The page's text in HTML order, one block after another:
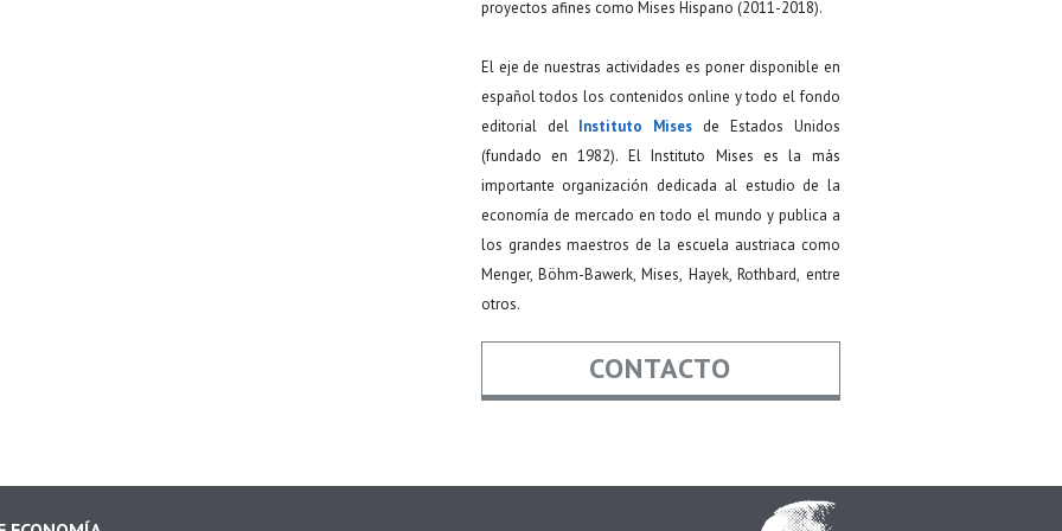
proyectos afines como Mises Hispano (2011-2018).
El eje de nuestras actividades es poner disponible en
español todos los contenidos online y todo el fondo
editorial del Instituto Mises de Estados Unidos
(fundado en 1982). El Instituto Mises es la más
importante organización dedicada al estudio de la
economía de mercado en todo el mundo y publica a
los grandes maestros de la escuela austriaca como
Menger, Böhm-Bawerk, Mises, Hayek, Rothbard, entre
otros.
CONTACTO